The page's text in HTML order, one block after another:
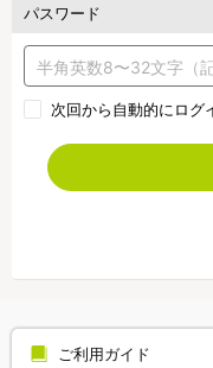
パスワード
次回から自動的にログ
ご利用ガイド